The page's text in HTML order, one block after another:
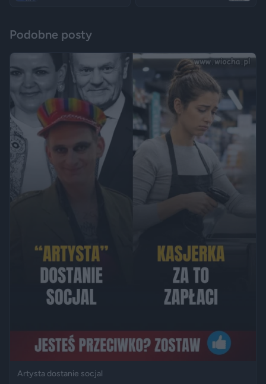
Podobne posty
Artysta dostanie socjal